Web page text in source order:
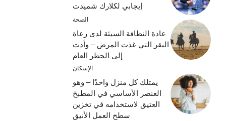
إيجابي لكلارك شميدت
الصحة
عادة النظافة السيئة لدى رعاة
البقر التي غذت المرض – وأدت
إلى الحظر العام
الإسكان
يمتلك كل منزل واحدًا – وهو
العنصر الأساسي في المطبخ
العتيق لاستخدامه في تخزين
سطح العمل الأنيق